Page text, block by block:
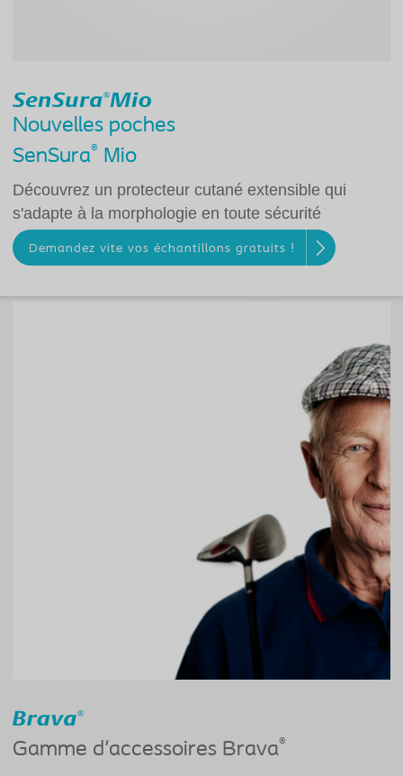
Nouvelles poches
SenSura® Mio
Découvrez un protecteur cutané extensible qui
s'adapte à la morphologie en toute sécurité
Demandez vite vos échantillons gratuits !
Gamme d'accessoires Brava®